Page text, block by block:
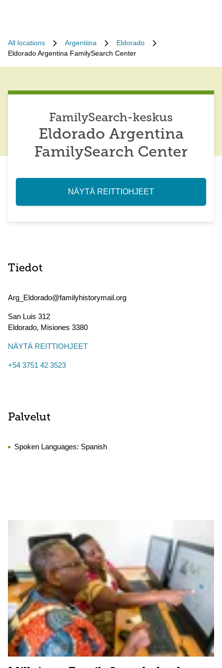
All locations Argentiina
Eldorado
Eldorado Argentina FamilySearch Center
FamilySearch-keskus
Eldorado Argentina
FamilySearch Center
NÄYTÄ REITTIOHJEET
Tiedot
Arg_Eldorado@familyhistorymail.org
San Luis 312
Eldorado, Misiones 3380
NÄYTÄ REITTIOHJEET
+54 3751 42 3523
Palvelut
Spoken Languages: Spanish